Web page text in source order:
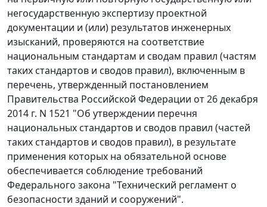
негосударственную экспертизу проектной
документации и (или) результатов инженерных
изысканий, проверяются на соответствие
национальным стандартам и сводам правил (частям
таких стандартов и сводов правил), включенным в
перечень, утвержденный постановлением
Правительства Российской Федерации от 26 декабря
2014 г. N 1521 "Об утверждении перечня
национальных стандартов и сводов правил (частей
таких стандартов и сводов правил), в результате
применения которых на обязательной основе
обеспечивается соблюдение требований
Федерального закона "Технический регламент о
безопасности зданий и сооружений".